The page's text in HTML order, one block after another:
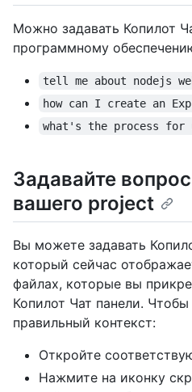
Можно задавать Копилот
программному
tell me about nodejs
how can I create an
what's the process for
Задавайте
вашего project
Вы можете задавать
который сейчас
файлах, которые вы
Копилот Чат панели.
правильный контекст:
Откройте
Нажмите на иконку